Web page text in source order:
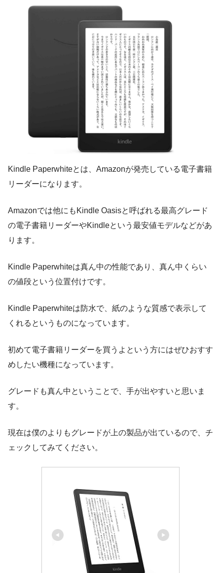
Kindle Paperwhiteとは、Amazonが発売している電子書籍
リーダーになります。
Amazonでは他にもKindle Oasisと呼ばれる最高グレード
の電子書籍リーダーやKindleという最安値モデルなどがあ
ります。
Kindle Paperwhiteは真ん中の性能であり、真ん中くらい
の値段という位置付けです。
Kindle Paperwhiteは防水で、紙のような質感で表示して
くれるというものになっています。
初めて電子書籍リーダーを買うよという方にはぜひおすす
めしたい機種になっています。
グレードも真ん中ということで、手が出やすいと思いま
す。
現在は僕のよりもグレードが上の製品が出ているので、チ
ェックしてみてください。